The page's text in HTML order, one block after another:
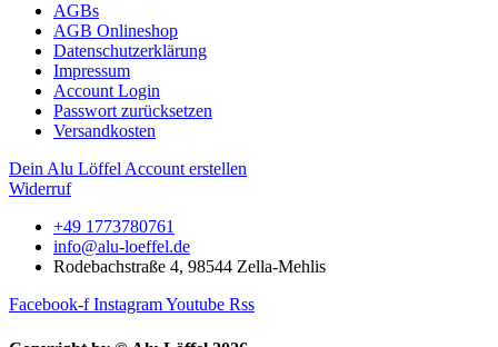
AGBs
AGB Onlineshop
Datenschutzerklärung
Impressum
Account Login
Passwort zurücksetzen
Versandkosten
Dein Alu Löffel Account erstellen
Widerruf
+49 1773780761
info@alu-loeffel.de
Rodebachstraße 4, 98544 Zella-Mehlis
Facebook-f InstagramYoutube Rss